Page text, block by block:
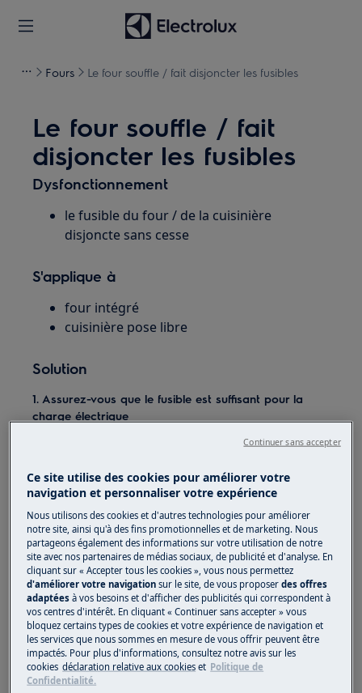
Fours Le four souffle / fait disjoncter les fusibles
Le four souffle / fait
disjoncter les fusibles
Dysfonctionnement
le fusible du four / de la cuisinière
disjoncte sans cesse
S'applique à
four intégré
cuisinière pose libre
Solution
1. Assurez-vous que le fusible est suffisant pour la
charge électrique
Vérifiez auprès de votre électricien que le
cuisson est raccordée à un groupe de fusibles
distinct.
2. Vérifiez que l'appareil est correctement raccordé à
l'alimentation électrique
Assurez-vous que l'appareil est correctement
installé en faisant appel à un installateur agréé.
3. Faites appel à un centre de service après-vente
agréé
Si les conseils ci-dessus ne résolvent pas le
Ce site utilise des cookies pour améliorer votre
navigation et personnaliser votre expérience
Nous utilisons des cookies et d'autres technologies pour améliorer
notre site, ainsi qu'à des fins promotionnelles et de marketing. Nous
partageons également des informations sur votre utilisation de notre
site avec nos partenaires de médias sociaux, de publicité et d'analyse. En
cliquant sur « Accepter tous les cookies », vous nous permettez
d'améliorer votre navigation sur le site, de vous proposerdes offres
adaptées à vos besoins et d'afficher des publicités qui correspondent à
vos centres d'intérêt. En cliquant « Continuer sans accepter » vous
bloquez certains types de cookies et votre expérience de navigation et
les services que nous sommes en mesure de vous offrir peuvent être
impactés. Pour plus d'informations, consultez notre avis sur les
cookies déclaration relative aux cookies et Politique de
Confidentialité.
Continuer sans accepter